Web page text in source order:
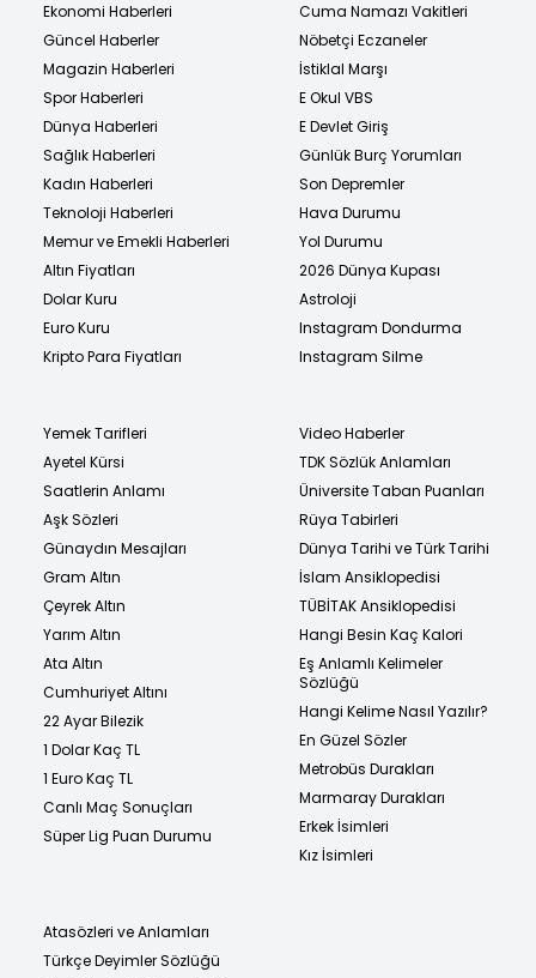
Ekonomi Haberleri
Güncel Haberler
Magazin Haberleri
Spor Haberleri
Dünya Haberleri
Sağlık Haberleri
Kadın Haberleri
Teknoloji Haberleri
Memur ve Emekli Haberleri
Altın Fiyatları
Dolar Kuru
Euro Kuru
Kripto Para Fiyatları
Cuma Namazı Vakitleri
Nöbetçi Eczaneler
İstiklal Marşı
E Okul VBS
E Devlet Giriş
Günlük Burç Yorumları
Son Depremler
Hava Durumu
Yol Durumu
2026 Dünya Kupası
Astroloji
Instagram Dondurma
Instagram Silme
Yemek Tarifleri
Ayetel Kürsi
Saatlerin Anlamı
Aşk Sözleri
Günaydın Mesajları
Gram Altın
Çeyrek Altın
Yarım Altın
Ata Altın
Cumhuriyet Altını
22 Ayar Bilezik
1 Dolar Kaç TL
1 Euro Kaç TL
Canlı Maç Sonuçları
Süper Lig Puan Durumu
Video Haberler
TDK Sözlük Anlamları
Üniversite Taban Puanları
Rüya Tabirleri
Dünya Tarihi ve Türk Tarihi
İslam Ansiklopedisi
TÜBİTAK Ansiklopedisi
Hangi Besin Kaç Kalori
Eş Anlamlı Kelimeler
Sözlüğü
Hangi Kelime Nasıl Yazılır?
En Güzel Sözler
Metrobüs Durakları
Marmaray Durakları
Erkek İsimleri
Kız İsimleri
Atasözleri ve Anlamları
Türkçe Deyimler Sözlüğü